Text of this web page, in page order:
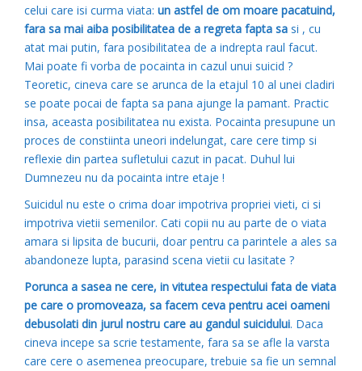
celui care isi curma viata: un astfel de om moare pacatuind,
fara sa mai aiba posibilitatea de a regreta fapta sa si , cu
atat mai putin, fara posibilitatea de a indrepta raul facut.
Mai poate fi vorba de pocainta in cazul unui suicid ?
Teoretic, cineva care se arunca de la etajul 10 al unei cladiri
se poate pocai de fapta sa pana ajunge la pamant. Practic
insa, aceasta posibilitatea nu exista. Pocainta presupune un
proces de constiinta uneori indelungat, care cere timp si
reflexie din partea sufletului cazut in pacat. Duhul lui
Dumnezeu nu da pocainta intre etaje !
Suicidul nu este o crima doar impotriva propriei vieti, ci si
impotriva vietii semenilor. Cati copii nu au parte de o viata
amara si lipsita de bucurii, doar pentru ca parintele a ales sa
abandoneze lupta, parasind scena vietii cu lasitate ?
Porunca a sasea ne cere, in vitutea respectului fata de viata
pe care o promoveaza, sa facem ceva pentru acei oameni
debusolati din jurul nostru care au gandul suicidului. Daca
cineva incepe sa scrie testamente, fara sa se afle la varsta
care cere o asemenea preocupare, trebuie sa fie un semnal